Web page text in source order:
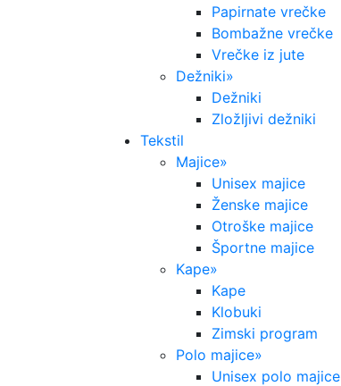
Papirnate vrečke
Bombažne vrečke
Vrečke iz jute
Dežniki»
Dežniki
Zložljivi dežniki
Tekstil
Majice»
Unisex majice
Ženske majice
Otroške majice
Športne majice
Kape»
Kape
Klobuki
Zimski program
Polo majice»
Unisex polo majice